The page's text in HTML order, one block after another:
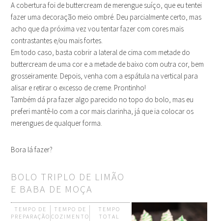
A cobertura foi de buttercream de merengue suíço, que eu tentei
fazer uma decoração meio ombré. Deu parcialmente certo, mas
acho que da próxima vez vou tentar fazer com cores mais
contrastantes e/ou mais fortes.
Em todo caso, basta cobrir a lateral de cima com metade do
buttercream de uma cor e a metade de baixo com outra cor, bem
grosseiramente. Depois, venha com a espátula na vertical para
alisar e retirar o excesso de creme. Prontinho!
Também dá pra fazer algo parecido no topo do bolo, mas eu
preferi mantê-lo com a cor mais clarinha, já que ia colocar os
merengues de qualquer forma.
Bora lá fazer?
BOLO TRIPLO DE LIMÃO
E BABA DE MOÇA
TEMPO DE
PREPARAÇÃO
TEMPO DE
COZIMENTO
TEMPO
TOTAL